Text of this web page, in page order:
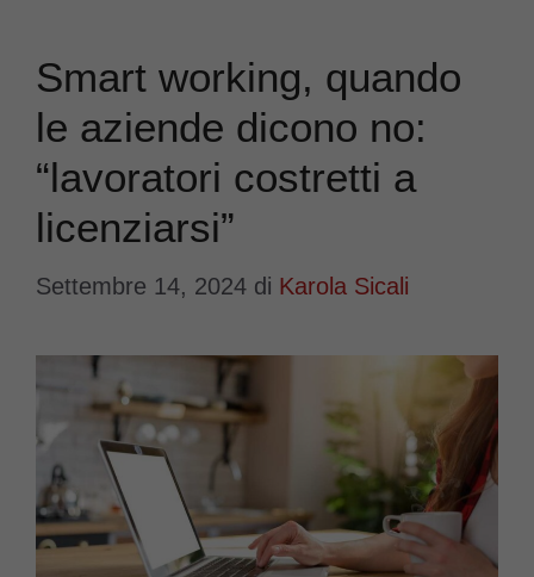
Smart working, quando
le aziende dicono no:
“lavoratori costretti a
licenziarsi”
Settembre 14, 2024 di Karola Sicali